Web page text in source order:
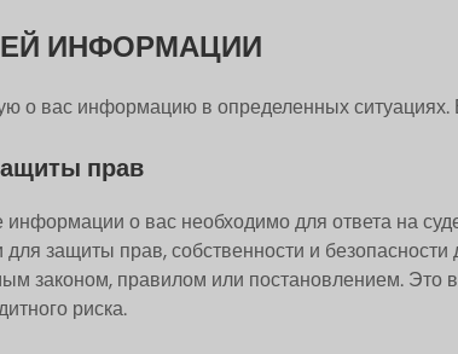
ИНФОРМАЦИИ
о вас информацию в определенных
прав
о вас необходимо для ответа на
защиты прав, собственности и
законом, правилом или постановлением.
риска.